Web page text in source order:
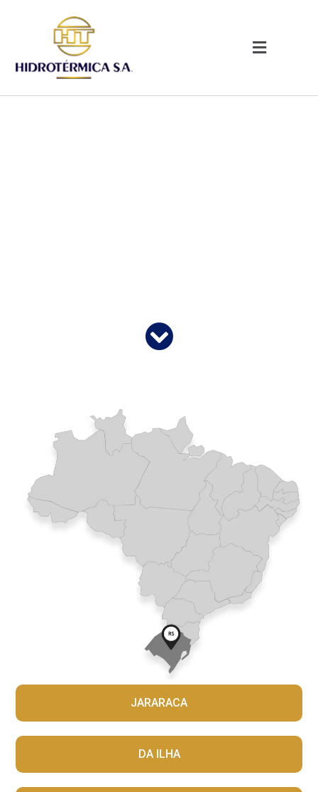
JARARACA
DA ILHA